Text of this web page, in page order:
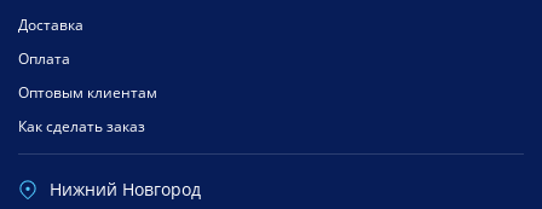
Доставка
Оплата
Оптовым клиентам
Как сделать заказ
Нижний Новгород